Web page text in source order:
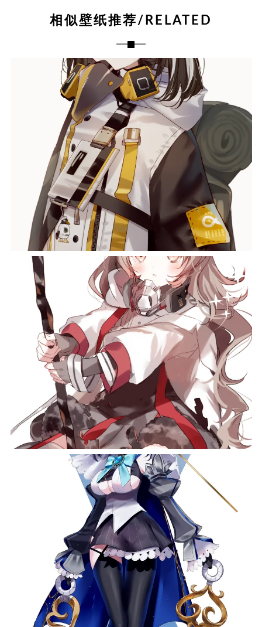
相似壁纸推荐/RELATED